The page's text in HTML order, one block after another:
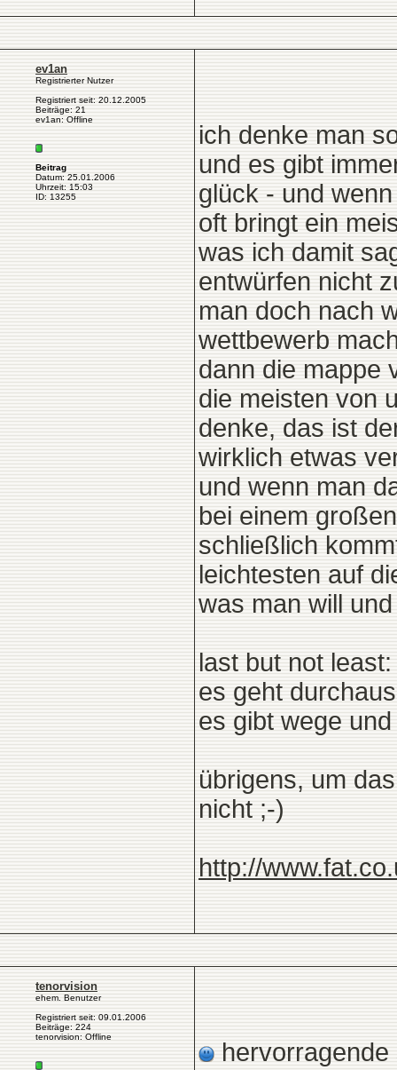
ev1an
Registrierter Nutzer
Registriert seit: 20.12.2005
Beiträge: 21
ev1an: Offline
Beitrag
Datum: 25.01.2006
Uhrzeit: 15:03
ID: 13255
ich denke man
und es gibt
glück - und
oft bringt ein
was ich damit
entwürfen nicht
man doch nach
wettbewerb
dann die mappe
die meisten von
denke, das ist
wirklich etwas
und wenn man
bei einem
schließlich
leichtesten auf
was man will
last but not
es geht
es gibt wege
übrigens, um
nicht ;-)
http://
tenorvision
ehem. Benutzer
Registriert seit: 09.01.2006
Beiträge: 224
tenorvision: Offline